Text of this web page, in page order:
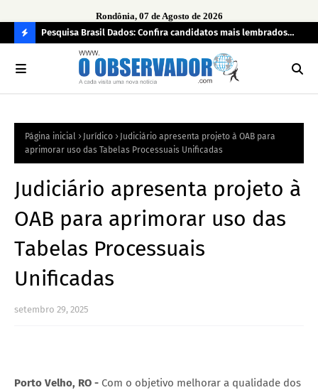
Rondônia, 07 de Agosto de 2026
O
R
Pesquisa Brasil Dados: Confira candidatos mais lembrados
pelo eleitorado de Rondônia para deputado estadual
Página inicial Jurídico
Judiciário apresenta projeto à OAB para
aprimorar uso das Tabelas Processuais Unificadas
Judiciário apresenta projeto à
OAB para aprimorar uso das
Tabelas Processuais
Unificadas
setembro 29, 2025
Porto Velho, RO - Com o objetivo melhorar a qualidade dos